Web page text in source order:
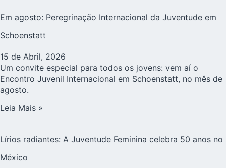
Em agosto: Peregrinação Internacional da Juventude em
Schoenstatt
15 de Abril, 2026
Um convite especial para todos os jovens: vem aí o
Encontro Juvenil Internacional em Schoenstatt, no mês de
agosto.
Leia Mais »
Lírios radiantes: A Juventude Feminina celebra 50 anos no
México